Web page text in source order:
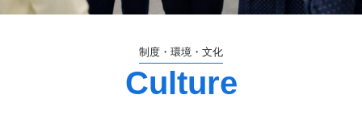
制度・環境・文化
Culture